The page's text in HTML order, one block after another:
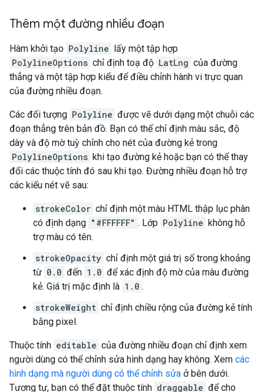
Thêm một đường nhiều đoạn
Hàm khởi tạo Polyline
lấy một tập hợp
PolylineOptions chỉ định toạ độ LatLng của đường
thẳng và một tập hợp kiểu để điều chỉnh hành vi trực quan
của đường nhiều đoạn.
Các đối tượng Polyline được vẽ dưới dạng một chuỗi các
đoạn thẳng trên bản đồ. Bạn có thể chỉ định màu sắc, độ
dày và độ mờ tuỳ chỉnh cho nét của đường kẻ trong
PolylineOptions khi tạo đường kẻ hoặc bạn có thể thay
đổi các thuộc tính đó sau khi tạo. Đường nhiều đoạn hỗ trợ
các kiểu nét vẽ sau:
strokeColor chỉ định một màu HTML thập lục phân
có định dạng "#FFFFFF" . Lớp Polyline không hỗ
trợ màu có tên.
strokeOpacity chỉ định một giá trị số trong khoảng
từ 0.0 đến 1.0 để xác định độ mờ của màu đường
kẻ. Giá trị mặc định là 1.0 .
strokeWeight chỉ định chiều rộng của đường kẻ tính
bằng pixel.
Thuộc tính editable của đường nhiều đoạn chỉ định xem
người dùng có thể chỉnh sửa hình dạng hay không. Xem các
hình dạng mà người dùng có thể chỉnh sửa ở bên dưới.
Tương tự, bạn có thể đặt thuộc tính draggable để cho